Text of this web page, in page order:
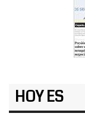
HOY ES